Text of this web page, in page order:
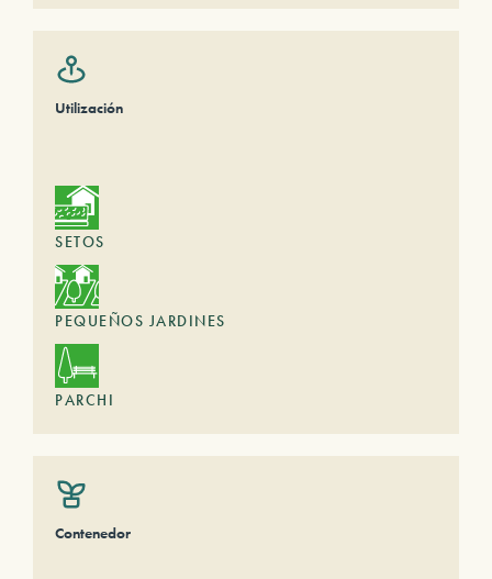
Utilización
SETOS
PEQUEÑOS JARDINES
PARCHI
Contenedor